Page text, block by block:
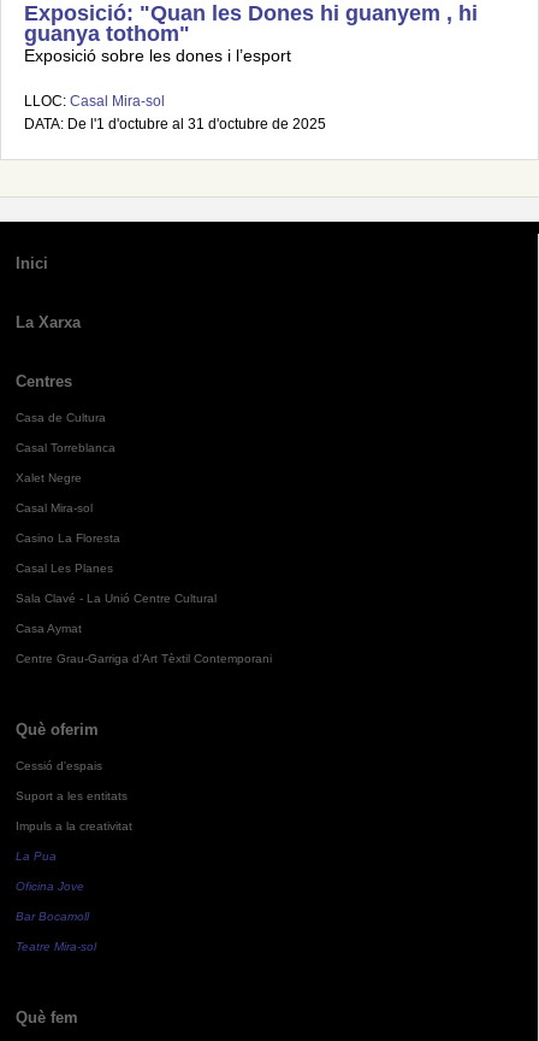
Exposició: "Quan les Dones hi guanyem , hi
guanya tothom"
Exposició sobre les dones i l’esport
LLOC: Casal Mira-sol
DATA: De l'1 d'octubre al 31 d'octubre de 2025
Inici
La Xarxa
Centres
Casa de Cultura
Casal Torreblanca
Xalet Negre
Casal Mira-sol
Casino La Floresta
Casal Les Planes
Sala Clavé - La Unió Centre Cultural
Casa Aymat
Centre Grau-Garriga d'Art Tèxtil Contemporani
Què oferim
Cessió d'espais
Suport a les entitats
Impuls a la creativitat
La Pua
Oficina Jove
Bar Bocamoll
Teatre Mira-sol
Què fem